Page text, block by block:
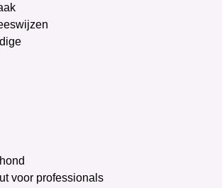
voor professionals